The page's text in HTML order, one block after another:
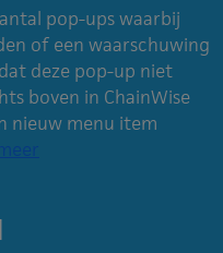
pop-ups waarbij
of een waarschuwing
deze pop-up niet
boven in ChainWise
nieuw menu item